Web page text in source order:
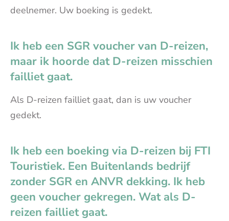
deelnemer. Uw boeking is gedekt.
Ik heb een SGR voucher van D-reizen,
maar ik hoorde dat D-reizen misschien
failliet gaat.
Als D-reizen failliet gaat, dan is uw voucher
gedekt.
Ik heb een boeking via D-reizen bij FTI
Touristiek. Een Buitenlands bedrijf
zonder SGR en ANVR dekking. Ik heb
geen voucher gekregen. Wat als D-
reizen failliet gaat.